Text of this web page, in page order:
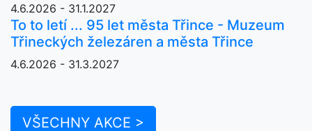
4.6.2026 - 31.1.2027
To to letí ... 95 let města Třince - Muzeum
Třineckých železáren a města Třince
4.6.2026 - 31.3.2027
VŠECHNY AKCE >